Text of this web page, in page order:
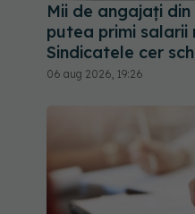
Mii de angajați
putea primi salarii
Sindicatele cer
06 aug 2026, 19:26